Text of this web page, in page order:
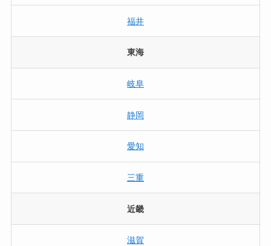
福井
東海
岐阜
静岡
愛知
三重
近畿
滋賀